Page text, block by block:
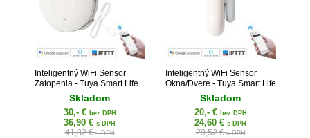
Inteligentný WiFi Sensor
Zatopenia - Tuya Smart Life
Skladom
30,- € bez DPH
36,90 € s DPH
41,82 €s DPH
Inteligentný WiFi Sensor
Okna/Dvere - Tuya Smart Life
Skladom
20,- € bez DPH
24,60 € s DPH
29,52 €s DPH